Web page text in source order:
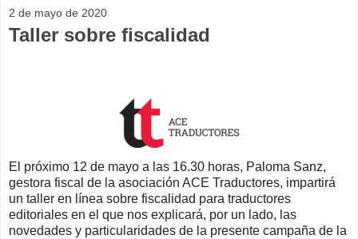
2 de mayo de 2020
Taller sobre fiscalidad
El próximo 12 de mayo a las 16.30 horas, Paloma Sanz,
gestora fiscal de la asociación ACE Traductores, impartirá
un taller en línea sobre fiscalidad para traductores
editoriales en el que nos explicará, por un lado, las
novedades y particularidades de la presente campaña de la